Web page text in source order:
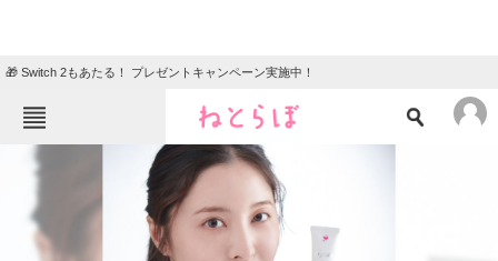
🎁 Switch 2もあたる！ プレゼントキャンペーン実施中！
ねとらぼメニュー
ニュース
エンタメ クイズ